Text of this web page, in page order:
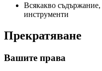
Всякакво съдържание,
инструменти
Прекратяване
Вашите права